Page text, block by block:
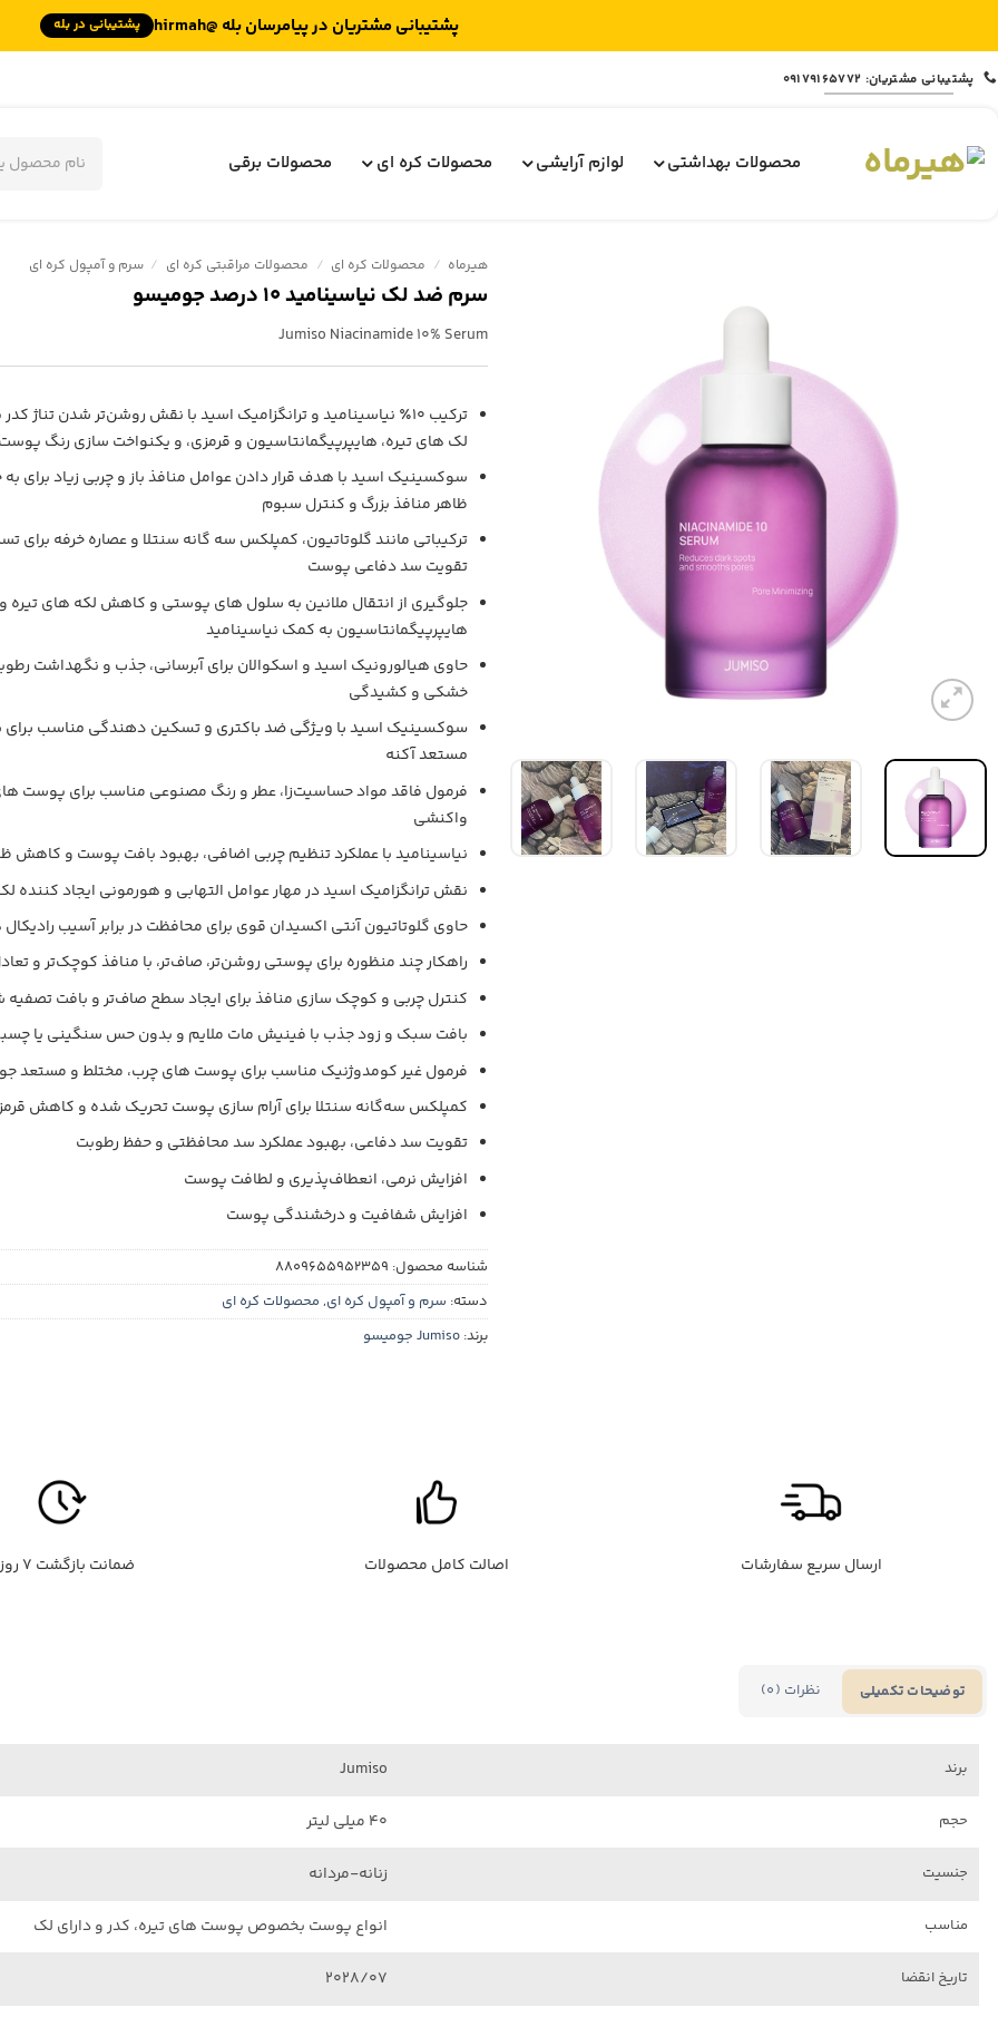
پشتیبانی مشتریان در پیامرسان بله @hirmah پشتیبانی در بله
Skip
to
پشتیبانی مشتریان: 09179165772
محصولات بهداشتی لوازم آرایشی محصولات کره ای محصولات برقی محصولات
هیرماه / محصولات کره ای / محصولات مراقبتی کره ای / سرم و آمپول کره ای
سرم ضد لک نیاسینامید 10 درصد جومیسو
Jumiso Niacinamide 10% Serum
ترکیب ۱۰٪ نیاسینامید و ترانگزامیک اسید با نقش روشن‌تر شدن
لک‌ های تیره، هایپرپیگمانتاسیون و قرمزی، و یکنواخت‌ سازی رنگ پوست
سوکسینیک اسید با هدف قرار دادن عوامل منافذ باز و چربی زیاد برای
ظاهر منافذ بزرگ و کنترل سبوم
ترکیباتی مانند گلوتاتیون، کمپلکس سه‌ گانه سنتلا و عصاره خرفه برای
تقویت سد دفاعی پوست
جلوگیری از انتقال ملانین به سلول‌ های پوستی و کاهش لکه‌ های تیره و
هایپرپیگمانتاسیون به کمک نیاسینامید
حاوی هیالورونیک اسید و اسکوالان برای آبرسانی، جذب و نگهداشت
خشکی و کشیدگی
سوکسینیک اسید با ویژگی ضد باکتری و تسکین‌ دهندگی مناسب
مستعد آکنه
فرمول فاقد مواد حساسیت‌زا، عطر و رنگ مصنوعی مناسب برای پوست‌
واکنشی
نیاسینامید با عملکرد تنظیم چربی اضافی، بهبود بافت پوست و کاهش
نقش ترانگزامیک اسید در مهار عوامل التهابی و هورمونی ایجاد کننده
حاوی گلوتاتیون آنتی‌ اکسیدان قوی برای محافظت در برابر آسیب رادیکال‌
راهکار چند منظوره برای پوستی روشن‌تر، صاف‌تر، با منافذ کوچک‌تر و
کنترل چربی و کوچک‌ سازی منافذ برای ایجاد سطح صاف‌تر و بافت تصفیه‌
بافت سبک و زود جذب با فینیش مات ملایم و بدون حس سنگینی یا
فرمول غیر کومدوژنیک مناسب برای پوست‌ های چرب، مختلط و مستعد
کمپلکس سه‌گانه سنتلا برای آرام‌ سازی پوست تحریک‌ شده و کاهش
تقویت سد دفاعی، بهبود عملکرد سد محافظتی و حفظ رطوبت
افزایش نرمی، انعطاف‌پذیری و لطافت پوست
افزایش شفافیت و درخشندگی پوست
شناسه محصول: 8809655952359
دسته: سرم و آمپول کره ای, محصولات کره ای
برند: Jumiso جومیسو
ارسال سریع سفارشات اصالت کامل محصولات ضمانت بازگشت ۷ روزه
توضیحات تکمیلی نظرات (0)
برند Jumiso
حجم 40 میلی لیتر
جنسیت زنانه-مردانه
مناسب انواع پوست بخصوص پوست های تیره، کدر و دارای لک
تاریخ انقضا 2028/07